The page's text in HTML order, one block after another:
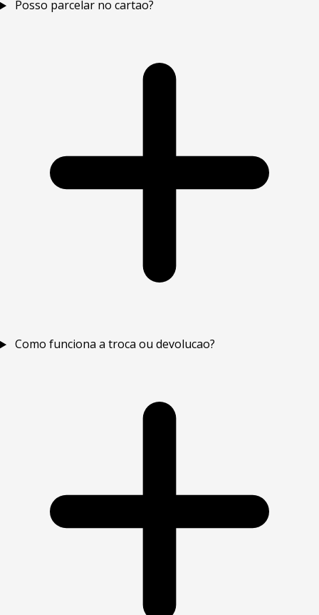
Posso parcelar no cartao?
Como funciona a troca ou devolucao?